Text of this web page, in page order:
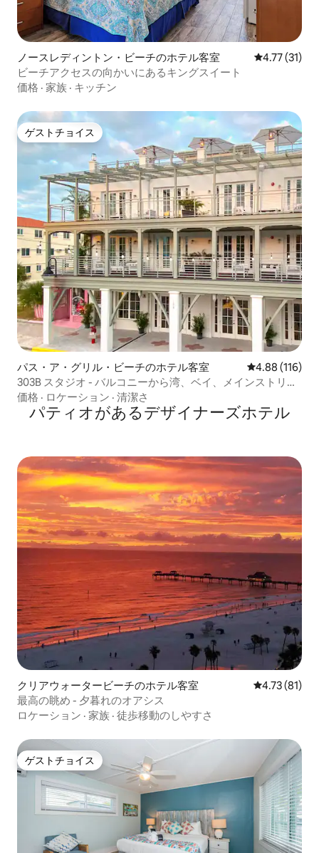
ノースレディントン・ビーチのホテル客室 レビュー31
4.77 (31)
ビーチアクセスの向かいにあるキングスイート
価格 · 家族 · キッチン
ゲストチョイス
ゲストチョイス
パス・ア・グリル・ビーチのホテル客室 レビュー116
4.88 (116)
303B スタジオ - バルコニーから湾、ベイ、メインストリー
トを見渡せます
価格 · ロケーション · 清潔さ
パティオがあるデ⁠ザ⁠イ⁠ナ⁠ー⁠ズホ⁠テ⁠ル
クリアウォータービーチのホテル客室 レビュー81
4.73 (81)
最高の眺め - 夕暮れのオアシス
ロケーション · 家族 · 徒歩移動のしやすさ
ゲストチョイス
ゲストチョイス